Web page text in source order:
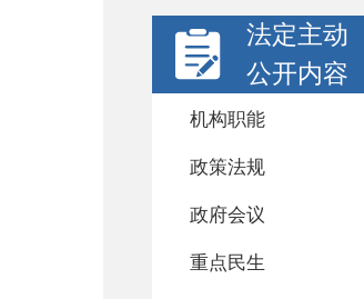
法定主动
公开内容
机构职能
政策法规
政府会议
重点民生